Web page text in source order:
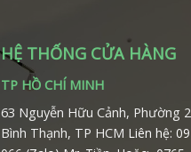
HỆ THỐNG CỬA HÀNG
TP HỒ CHÍ MINH
63 Nguyễn Hữu Cảnh, Phường
Bình Thạnh, TP HCM Liên hệ: